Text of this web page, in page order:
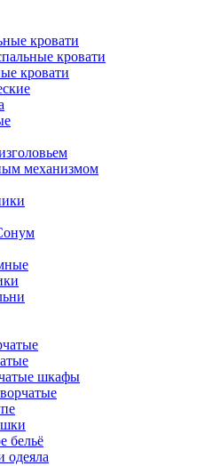
кровати
кровати
кровати
механизмом
шкафы
бельё